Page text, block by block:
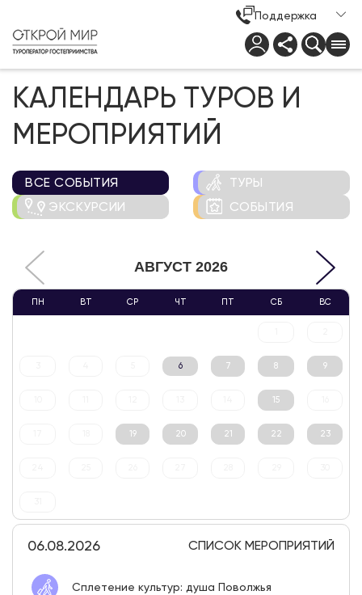
Поддержка
КАЛЕНДАРЬ ТУРОВ И
МЕРОПРИЯТИЙ
ВСЕ СОБЫТИЯ
ТУРЫ
ЭКСКУРСИИ
СОБЫТИЯ
АВГУСТ 2026
ПН ВТ СР ЧТ ПТ СБ ВС
6 7 8 9
15
19 20 21 22 23
06.08.2026 СПИСОК МЕРОПРИЯТИЙ
Сплетение культур: душа Поволжья